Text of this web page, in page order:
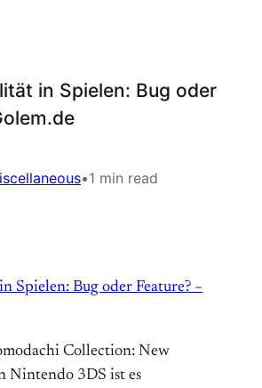
in Spielen: Bug oder
•1 min read
Spielen: Bug oder Feature? –
Collection: New
Nintendo 3DS ist es